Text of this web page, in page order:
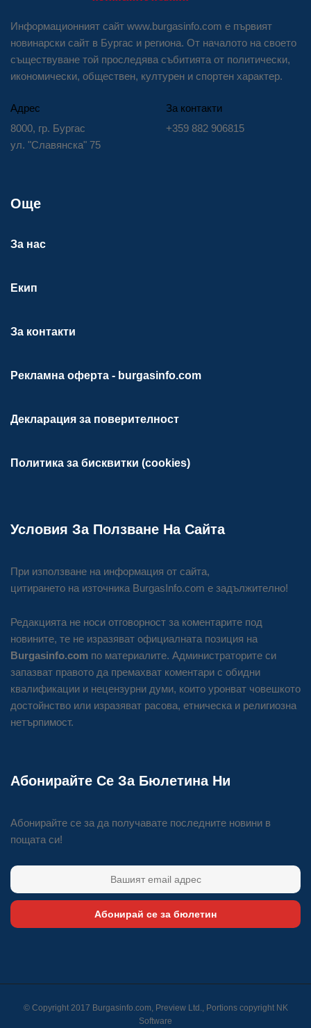
Информационният сайт www.burgasinfo.com е първият
новинарски сайт в Бургас и региона. От началото на своето
съществуване той проследява събитията от политически,
икономически, обществен, културен и спортен характер.
Адрес
8000, гр. Бургас
ул. "Славянска" 75
За контакти
+359 882 906815
Още
За нас
Екип
За контакти
Рекламна оферта - burgasinfo.com
Декларация за поверителност
Политика за бисквитки (cookies)
Условия За Ползване На Сайта
При използване на информация от сайта,
цитирането на източника BurgasInfo.com е задължително!
Редакцията не носи отговорност за коментарите под
новините, те не изразяват официалната позиция на
Burgasinfo.com по материалите. Администраторите си
запазват правото да премахват коментари с обидни
квалификации и нецензурни думи, които уронват човешкото
достойнство или изразяват расова, етническа и религиозна
нетърпимост.
Абонирайте Се За Бюлетина Ни
Абонирайте се за да получавате последните новини в
пощата си!
Абонирай се за бюлетин
© Copyright 2017 Burgasinfo.com, Preview Ltd., Portions copyright NK
Software